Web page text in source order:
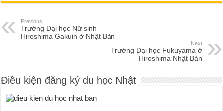
Previous
Trường Đại học Nữ sinh
Hiroshima Gakuin ở Nhật Bản
Next
Trường Đại học Fukuyama ở
Hiroshima Nhật Bản
Điều kiện đăng ký du học Nhật